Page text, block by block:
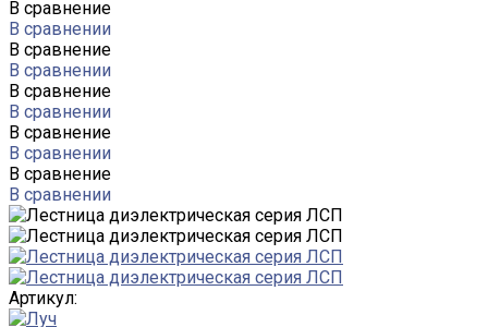
В сравнение
В сравнении
В сравнение
В сравнении
В сравнение
В сравнении
В сравнение
В сравнении
В сравнение
В сравнении
Артикул: